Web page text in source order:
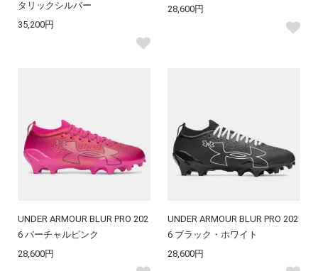
タリックシルバー
35,200円
28,600円
UNDER ARMOUR BLUR PRO 202
6 バーチャルピンク
28,600円
UNDER ARMOUR BLUR PRO 202
6 ブラック・ホワイト
28,600円